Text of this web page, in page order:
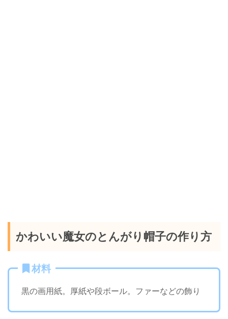
かわいい魔女のとんがり帽子の作り方
材料
黒の画用紙。厚紙や段ボール。ファーなどの飾り